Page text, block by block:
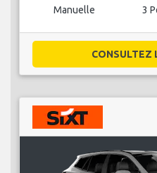
Manuelle 3
CONSULTEZ